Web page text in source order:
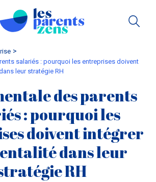
leur stratégie RH
des parents
: pourquoi les
doivent intégrer
dans leur
RH